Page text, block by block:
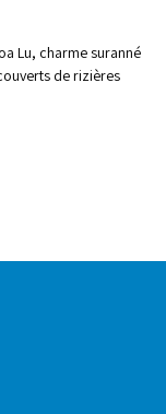
Lu, charme suranné
de rizières